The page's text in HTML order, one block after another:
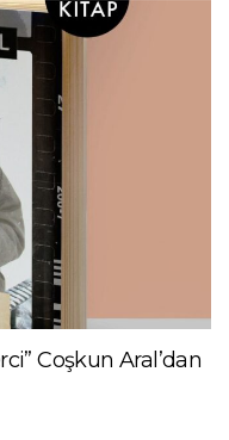
Coşkun Aral’dan